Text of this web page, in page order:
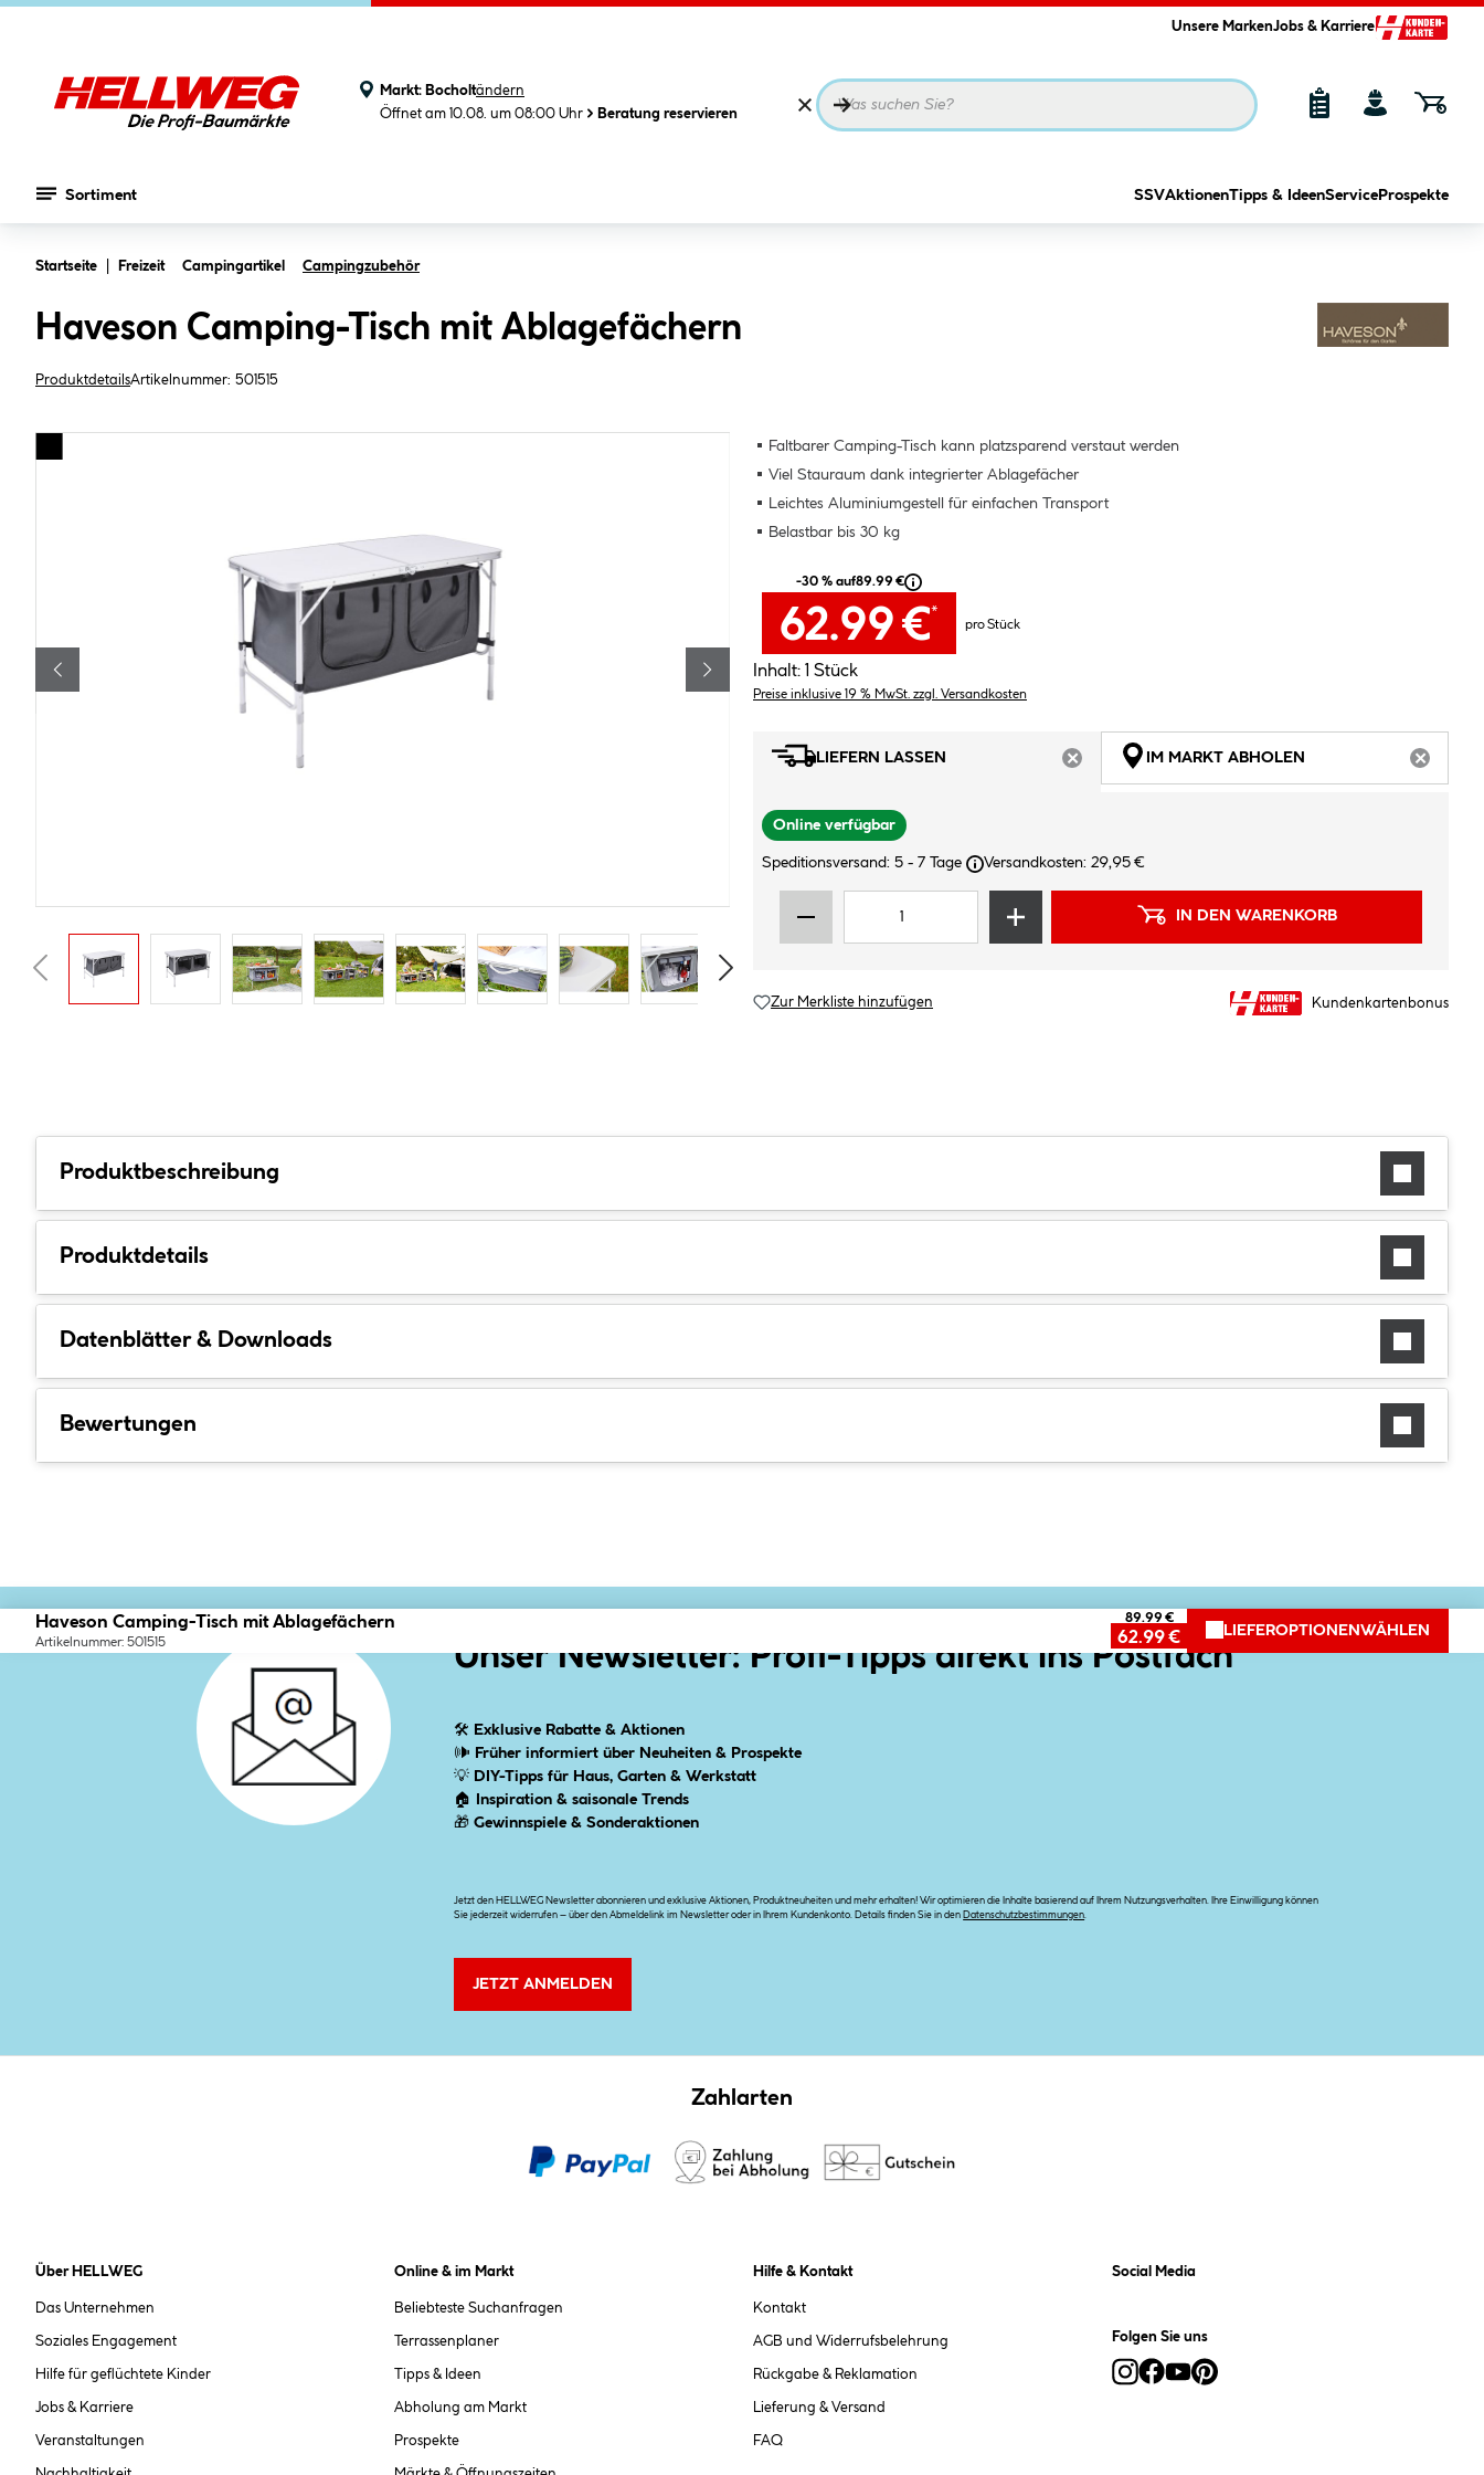
Unsere MarkenJobs & Karriere
Markt: Bocholtändern
Öffnet am 10.08. um 08:00 Uhr
Beratung reservieren
Sortiment SSVAktionenTipps & IdeenService Prospekte
Startseite Freizeit Campingartikel Campingzubehör
Haveson Camping-Tisch mit Ablagefächern
ProduktdetailsArtikelnummer: 501515
Faltbarer Camping-Tisch kann platzsparend verstaut werden
Viel Stauraum dank integrierter Ablagefächer
Leichtes Aluminiumgestell für einfachen Transport
Belastbar bis 30 kg
-30 % auf89.99 €
62.99 €*
pro Stück
Inhalt: 1 Stück
Preise inklusive 19 % MwSt. zzgl. Versandkosten
LIEFERN LASSEN
ARTIKEL NICHT VERFÜGBAR
IM MARKT ABHOLEN
Online verfügbar
Speditionsversand: 5 - 7 Tage Versandkosten: 29,95 €
IN DEN WARENKORB
Zur Merkliste hinzufügen Kundenkartenbonus
Produktbeschreibung
Produktdetails
Datenblätter & Downloads
Bewertungen
Haveson Camping-Tisch mit Ablagefächern
Artikelnummer: 501515
89.99 €
62.99 € LIEFEROPTIONEN WÄHLEN
Unser Newsletter: Profi-Tipps direkt ins Postfach
🛠 Exklusive Rabatte & Aktionen
🕪 Früher informiert über Neuheiten & Prospekte
💡 DIY-Tipps für Haus, Garten & Werkstatt
🏠
Inspiration & saisonale Trends
🎁Gewinnspiele & Sonderaktionen
Jetzt den HELLWEG Newsletter abonnieren und exklusive Aktionen, Produktneuheiten und mehr erhalten! Wir optimieren die Inhalte basierend auf Ihrem Nutzungsverhalten. Ihre Einwilligung können
Sie jederzeit widerrufen – über den Abmeldelink im Newsletter oder in Ihrem Kundenkonto. Details finden Sie in den Datenschutzbestimmungen.
JETZT ANMELDEN
Zahlarten
Über HELLWEG
Das Unternehmen
Soziales Engagement
Hilfe für geflüchtete Kinder
Jobs & Karriere
Veranstaltungen
Online & im Markt
Beliebteste Suchanfragen
Terrassenplaner
Tipps & Ideen
Abholung am Markt
Prospekte
Hilfe & Kontakt
Kontakt
AGB und Widerrufsbelehrung
Rückgabe & Reklamation
Lieferung & Versand
FAQ
Social Media
Folgen Sie uns